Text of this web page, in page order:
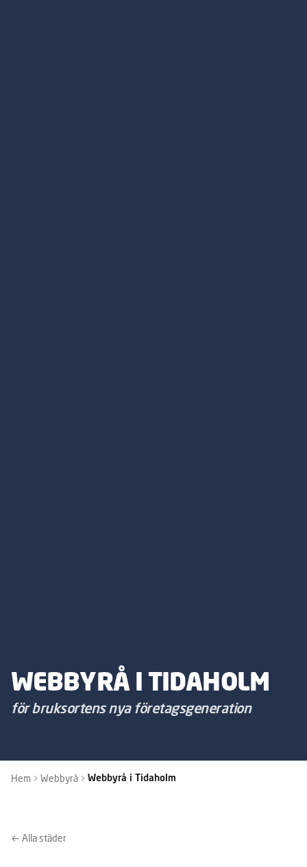
WEBBYRÅ I TIDAHOLM
för bruksortens nya företagsgeneration
Hem Webbyrå Webbyrå i Tidaholm
← Alla städer